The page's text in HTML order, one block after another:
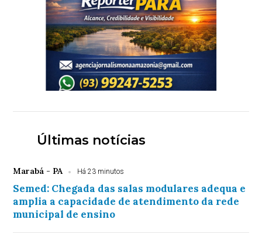
Últimas notícias
Marabá - PA Há 23 minutos
Semed: Chegada das salas modulares adequa e
amplia a capacidade de atendimento da rede
municipal de ensino